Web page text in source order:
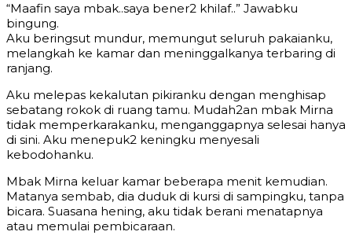
“Maafin saya mbak..saya bener2 khilaf..” Jawabku
bingung.
Aku beringsut mundur, memungut seluruh pakaianku,
melangkah ke kamar dan meninggalkanya terbaring di
ranjang.
Aku melepas kekalutan pikiranku dengan menghisap
sebatang rokok di ruang tamu. Mudah2an mbak Mirna
tidak memperkarakanku, menganggapnya selesai hanya
di sini. Aku menepuk2 keningku menyesali
kebodohanku.
Mbak Mirna keluar kamar beberapa menit kemudian.
Matanya sembab, dia duduk di kursi di sampingku, tanpa
bicara. Suasana hening, aku tidak berani menatapnya
atau memulai pembicaraan.